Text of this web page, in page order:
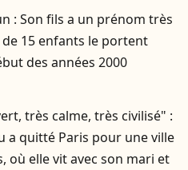
: Son fils a un prénom très
15 enfants le portent
des années 2000
très calme, très civilisé" :
a quitté Paris pour une ville
où elle vit avec son mari et